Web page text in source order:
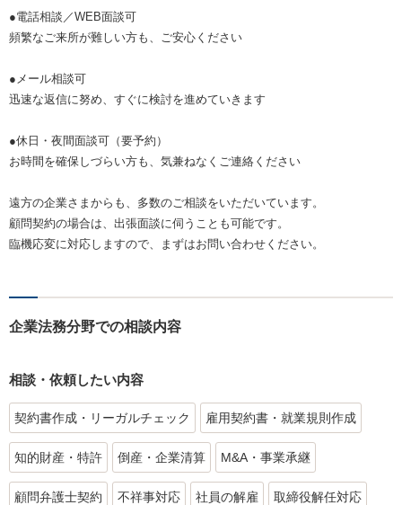
●電話相談／WEB面談可
頻繁なご来所が難しい方も、ご安心ください
●メール相談可
迅速な返信に努め、すぐに検討を進めていきます
●休日・夜間面談可（要予約）
お時間を確保しづらい方も、気兼ねなくご連絡ください
遠方の企業さまからも、多数のご相談をいただいています。
顧問契約の場合は、出張面談に伺うことも可能です。
臨機応変に対応しますので、まずはお問い合わせください。
企業法務分野での相談内容
相談・依頼したい内容
契約書作成・リーガルチェック 雇用契約書・就業規則作成
知的財産・特許 倒産・企業清算 M&A・事業承継
顧問弁護士契約 不祥事対応 社員の解雇 取締役解任対応